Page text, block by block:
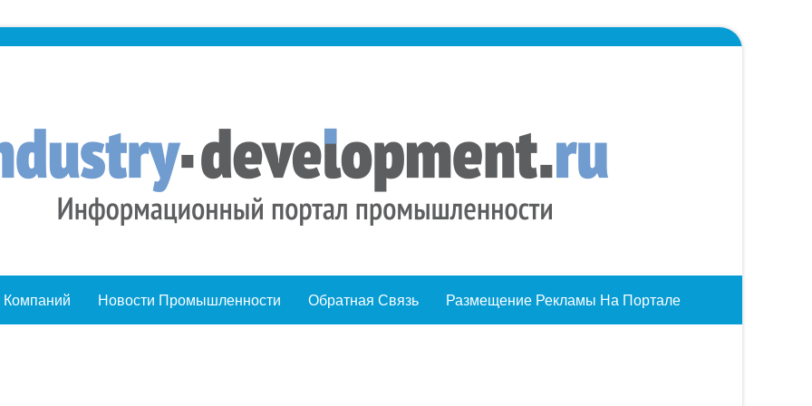
Компаний Новости Промышленности Обратная Связь Размещение Рекламы На Портале